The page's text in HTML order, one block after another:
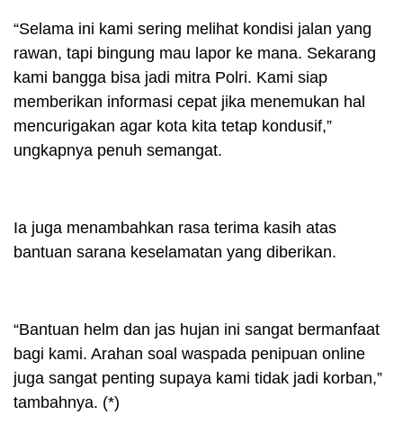
“Selama ini kami sering melihat kondisi jalan yang
rawan, tapi bingung mau lapor ke mana. Sekarang
kami bangga bisa jadi mitra Polri. Kami siap
memberikan informasi cepat jika menemukan hal
mencurigakan agar kota kita tetap kondusif,”
ungkapnya penuh semangat.
Ia juga menambahkan rasa terima kasih atas
bantuan sarana keselamatan yang diberikan.
“Bantuan helm dan jas hujan ini sangat bermanfaat
bagi kami. Arahan soal waspada penipuan online
juga sangat penting supaya kami tidak jadi korban,”
tambahnya. (*)